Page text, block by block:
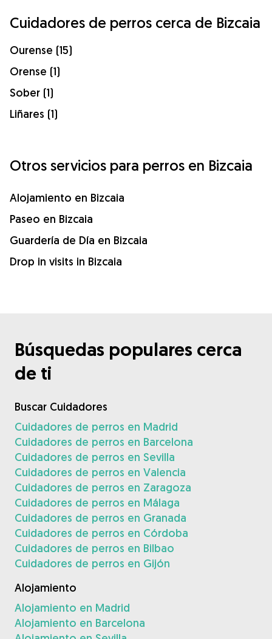
Cuidadores de perros cerca de Bizcaia
Ourense (15)
Orense (1)
Sober (1)
Liñares (1)
Otros servicios para perros en Bizcaia
Alojamiento en Bizcaia
Paseo en Bizcaia
Guardería de Día en Bizcaia
Drop in visits in Bizcaia
Búsquedas populares cerca
de ti
Buscar Cuidadores
Cuidadores de perros en Madrid
Cuidadores de perros en Barcelona
Cuidadores de perros en Sevilla
Cuidadores de perros en Valencia
Cuidadores de perros en Zaragoza
Cuidadores de perros en Málaga
Cuidadores de perros en Granada
Cuidadores de perros en Córdoba
Cuidadores de perros en Bilbao
Cuidadores de perros en Gijón
Alojamiento
Alojamiento en Madrid
Alojamiento en Barcelona